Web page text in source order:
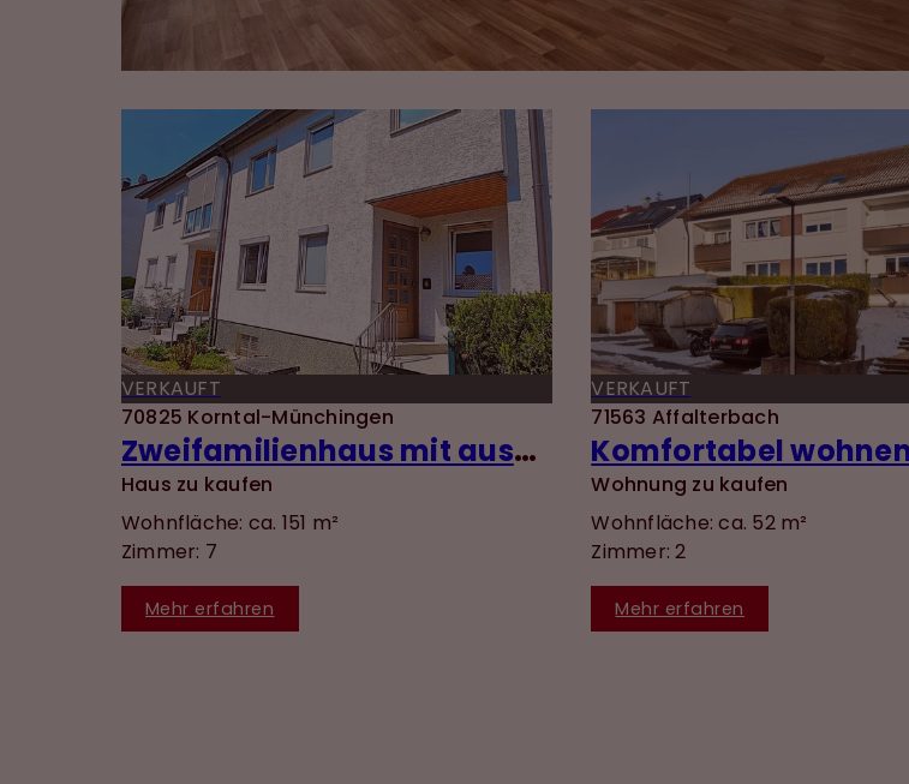
VERKAUFT
70825 Korntal-Münchingen
Zweifamilienhaus mit ausgebautem DG, Garten und Garage in ruhiger Lage von Münchingen!
Haus zu kaufen
Wohnfläche: ca. 151 m²
Zimmer: 7
Mehr erfahren
VERKAUFT
71563 Affalterbach
Wohnung zu kaufen
Wohnfläche: ca. 52 m²
Zimmer: 2
Mehr erfahren